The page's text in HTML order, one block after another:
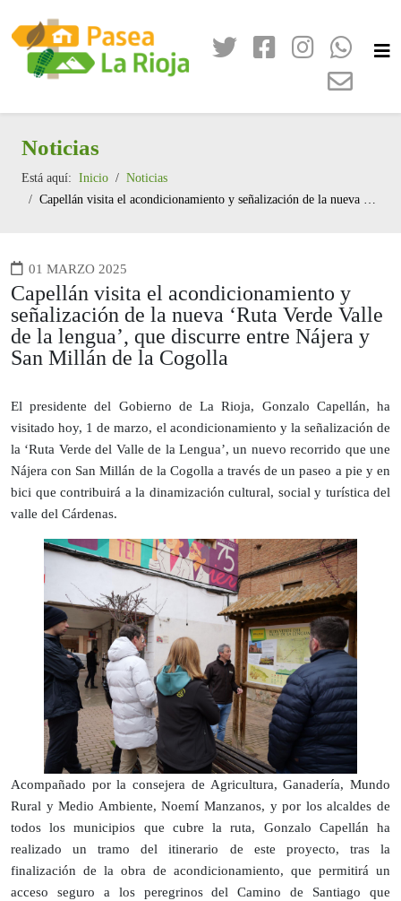
Noticias
Está aquí: Inicio
Noticias
Capellán visita el acondicionamiento y señalización de la nueva ‘Ruta Verde Valle de la lengua’, que discurre entre Nájera y San Millán de la Cogolla
01 MARZO 2025
Capellán visita el acondicionamiento y
señalización de la nueva ‘Ruta Verde Valle
de la lengua’, que discurre entre Nájera y
San Millán de la Cogolla
El presidente del Gobierno de La Rioja, Gonzalo Capellán, ha
visitado hoy, 1 de marzo, el acondicionamiento y la señalización de
la ‘Ruta Verde del Valle de la Lengua’, un nuevo recorrido que une
Nájera con San Millán de la Cogolla a través de un paseo a pie y en
bici que contribuirá a la dinamización cultural, social y turística del
valle del Cárdenas.
Acompañado por la consejera de Agricultura, Ganadería, Mundo
Rural y Medio Ambiente, Noemí Manzanos, y por los alcaldes de
todos los municipios que cubre la ruta, Gonzalo Capellán ha
realizado un tramo del itinerario de este proyecto, tras la
finalización de la obra de acondicionamiento, que permitirá un
acceso seguro a los peregrinos del Camino de Santiago que